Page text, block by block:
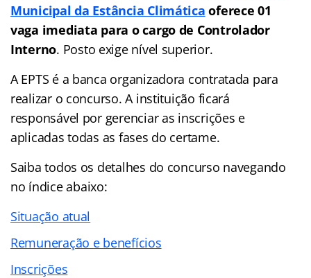
Municipal da Estância Climática oferece 01
vaga imediata para o cargo de Controlador
Interno. Posto exige nível superior.
A EPTS é a banca organizadora contratada para
realizar o concurso. A instituição ficará
responsável por gerenciar as inscrições e
aplicadas todas as fases do certame.
Saiba todos os detalhes do concurso navegando
no índice abaixo:
Situação atual
Remuneração e benefícios
Inscrições